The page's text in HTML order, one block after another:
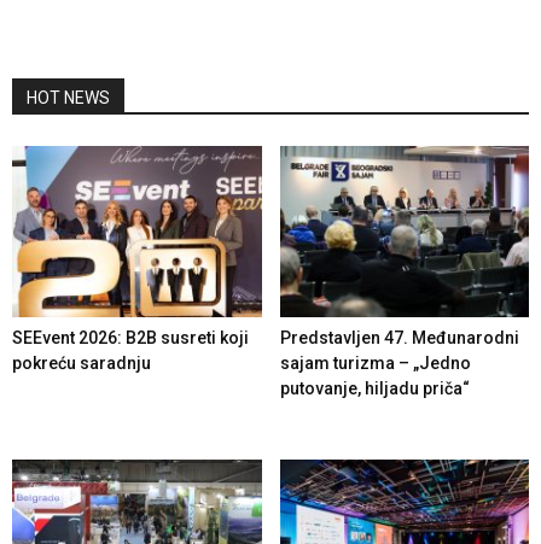
HOT NEWS
SEEvent 2026: B2B susreti koji
pokreću saradnju
Predstavljen 47. Međunarodni
sajam turizma – „Jedno
putovanje, hiljadu priča“